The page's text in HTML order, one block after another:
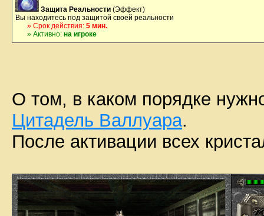
Защита Реальности (Эффект)
Вы находитесь под защитой своей реальности
» Срок действия: 5 мин.
» Активно: на игроке
О том, в каком порядке
Цитадель Валлуара.
После активации всех